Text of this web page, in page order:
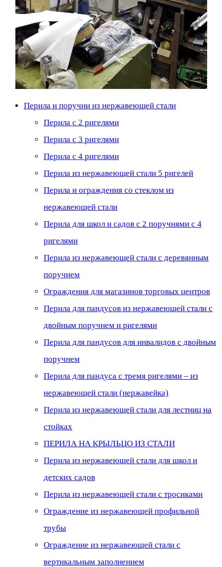
Перила и поручни из нержавеющей стали
Перила с 2 ригелями
Перила с 3 ригелями
Перила с 4 ригелями
Перила из нержавеющей стали 5 ригелей
Перила и ограждения со стеклом из
нержавеющей стали
Перила для школ и садов с 2 поручнями с 4
ригелями
Перила из нержавеющей стали с деревянным
поручнем
Ограждения для магазинов торговых центров
Перила для пандусов из нержавеющей стали с
двойным поручнем и ригелями
Перила для пандусов для инвалидов с двойным
поручнем
Перила для пандуса с тремя ригелями – из
нержавеющей стали (нержавейка)
Перила из нержавеющей стали для лестниц на
стойках
ПЕРИЛА НА КРЫЛЬЦО ИЗ СТАЛИ
Перила из нержавеющей стали для школ и
детских садов
Перила из нержавеющей стали с тросиками
Ограждение из нержавеющей профильной
трубы
Ограждение из нержавеющей стали с
вертикальным заполнением